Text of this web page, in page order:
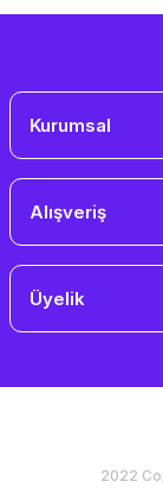
Kurumsal
Alışveriş
Üyelik
2022